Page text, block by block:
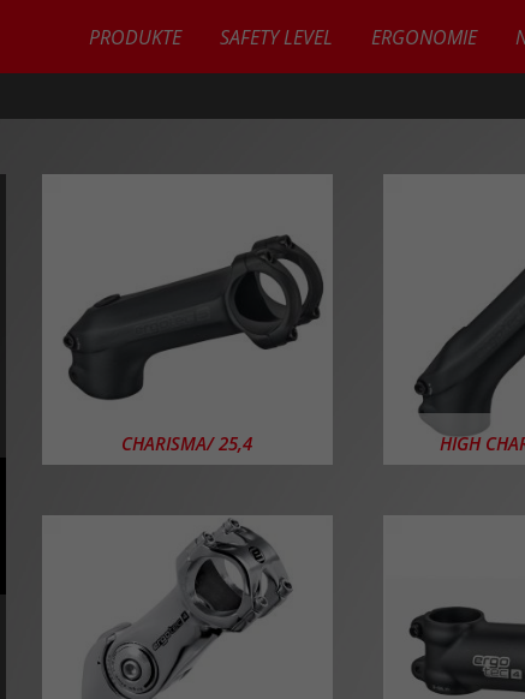
PRODUKTE SAFETY LEVEL ERGONOMIE
CHARISMA/ 25,4 HIGH